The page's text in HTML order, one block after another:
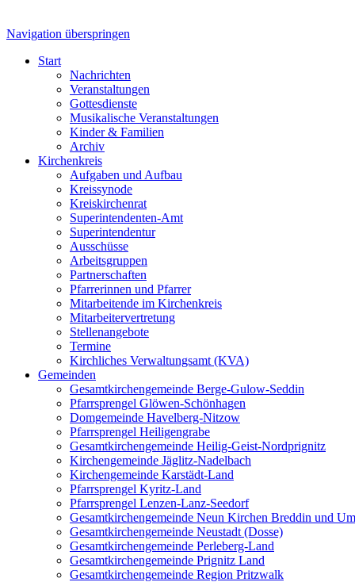
Navigation überspringen
Start
Nachrichten
Veranstaltungen
Gottesdienste
Musikalische Veranstaltungen
Kinder & Familien
Archiv
Kirchenkreis
Aufgaben und Aufbau
Kreissynode
Kreiskirchenrat
Superintendenten-Amt
Superintendentur
Ausschüsse
Arbeitsgruppen
Partnerschaften
Pfarrerinnen und Pfarrer
Mitarbeitende im Kirchenkreis
Mitarbeitervertretung
Stellenangebote
Termine
Kirchliches Verwaltungsamt (KVA)
Gemeinden
Gesamtkirchengemeinde Berge-Gulow-Seddin
Pfarrsprengel Glöwen-Schönhagen
Domgemeinde Havelberg-Nitzow
Pfarrsprengel Heiligengrabe
Gesamtkirchengemeinde Heilig-Geist-Nordprignitz
Kirchengemeinde Jäglitz-Nadelbach
Kirchengemeinde Karstädt-Land
Pfarrsprengel Kyritz-Land
Pfarrsprengel Lenzen-Lanz-Seedorf
Gesamtkirchengemeinde Neun Kirchen Breddin und
Gesamtkirchengemeinde Neustadt (Dosse)
Gesamtkirchengemeinde Perleberg-Land
Gesamtkirchengemeinde Prignitz Land
Gesamtkirchengemeinde Region Pritzwalk